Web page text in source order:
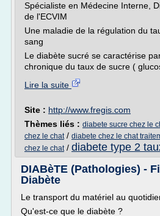
Spécialiste en Médecine Interne,
de l'ECVIM
Une maladie de la régulation du
sang
Le diabète sucré se caractérise
chronique du taux de sucre (
Lire la suite
Site : http://www.fregis.com
Thèmes liés : diabete sucre chez le
chez le chat/ diabete chez le chat
chez le chat/ diabete type 2
DIABèTE (Pathologies) -
Diabète
Le transport du matériel au
Qu'est-ce que le diabète ?